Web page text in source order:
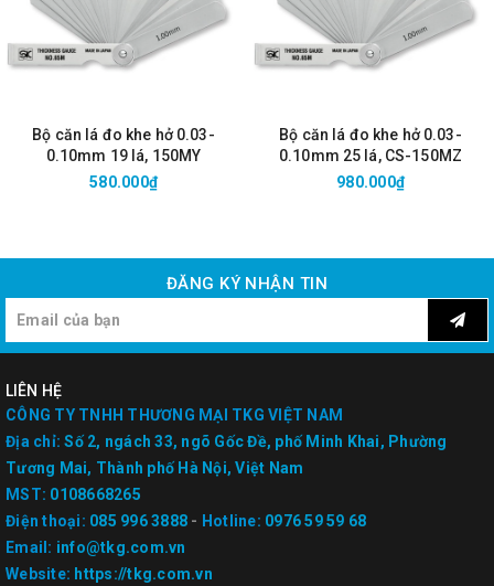
Bộ căn lá đo khe hở 0.03-
0.10mm 19 lá, 150MY
580.000₫
Bộ căn lá đo khe hở 0.03-
0.10mm 25 lá, CS-150MZ
980.000₫
ĐĂNG KÝ NHẬN TIN
LIÊN HỆ
CÔNG TY TNHH THƯƠNG MẠI TKG VIỆT NAM
Địa chỉ: Số 2, ngách 33, ngõ Gốc Đề, phố Minh Khai, Phường
Tương Mai, Thành phố Hà Nội, Việt Nam
MST: 0108668265
Điện thoại: 085 996 3888 - Hotline: 0976 59 59 68
Email: info@tkg.com.vn
Website: https://tkg.com.vn